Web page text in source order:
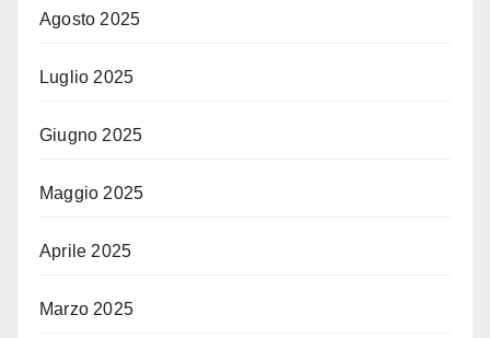
Agosto 2025
Luglio 2025
Giugno 2025
Maggio 2025
Aprile 2025
Marzo 2025